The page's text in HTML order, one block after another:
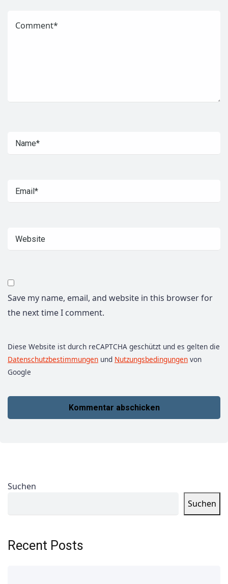
Save my name, email, and website in this browser for
the next time I comment.
Diese Website ist durch reCAPTCHA geschützt und es gelten die
Datenschutzbestimmungen und Nutzungsbedingungen von
Google
Suchen
Suchen
Recent Posts